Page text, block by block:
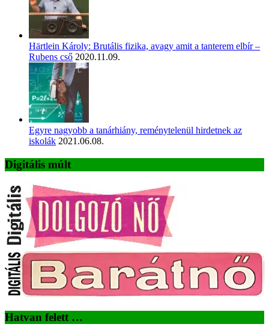
Härtlein Károly: Brutális fizika, avagy amit a tanterem elbír –
Rubens cső 2020.11.09.
Egyre nagyobb a tanárhiány, reménytelenül hirdetnek az
iskolák 2021.06.08.
Digitális múlt
Hatvan felett …